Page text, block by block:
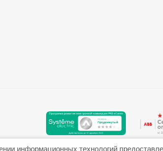
информационных технологий